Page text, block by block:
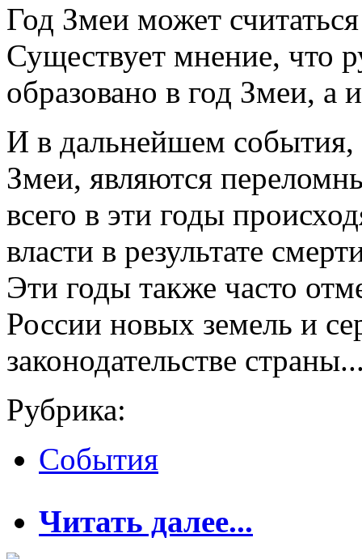
Год Змеи может
Существует мнение, что
образовано в год Змеи, а
И в дальнейшем
Змеи, являются
всего в эти годы
власти в результате
Эти годы также часто
России новых земель и
законодательстве
Рубрика:
События
Читать далее...